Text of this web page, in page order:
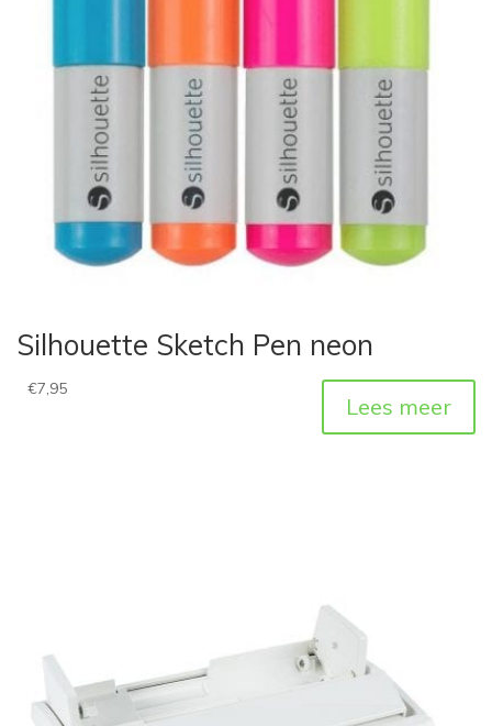
Silhouette Sketch Pen neon
€7,95
Lees meer